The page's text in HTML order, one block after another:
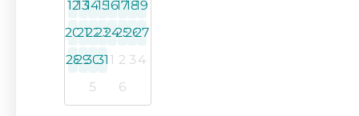
1213141516171819
2021222324252627
282930311 2 3 4
5
6